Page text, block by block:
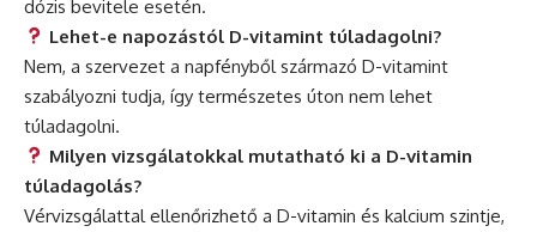
dózis bevitele esetén.
Lehet-e napozástól D-vitamint túladagolni?
Nem, a szervezet a napfényből származó D-vitamint
szabályozni tudja, így természetes úton nem lehet
túladagolni.
Milyen vizsgálatokkal mutatható ki a D-vitamin
túladagolás?
Vérvizsgálattal ellenőrizhető a D-vitamin és kalcium szintje,